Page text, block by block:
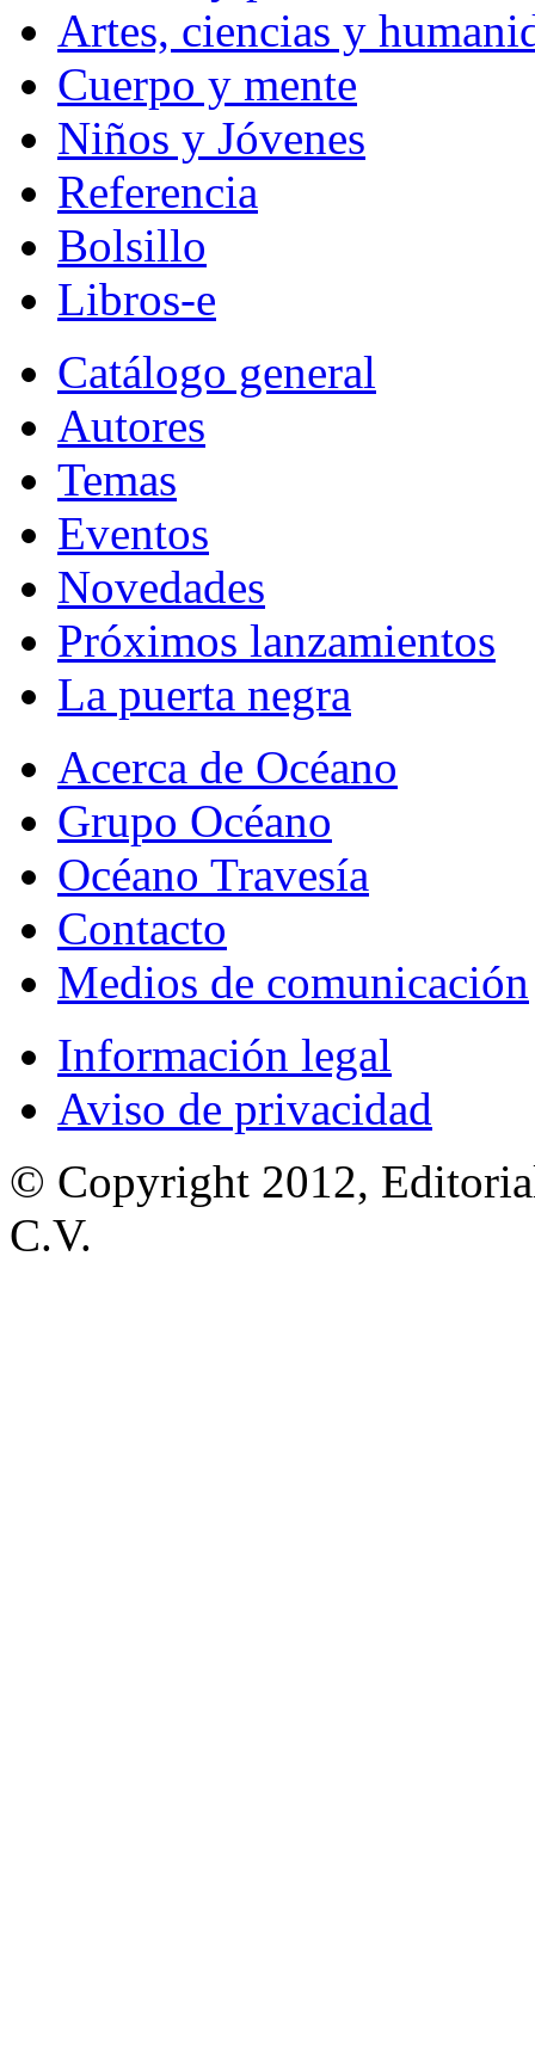
Artes, ciencias y
Cuerpo y mente
Niños y Jóvenes
Referencia
Bolsillo
Libros-e
Catálogo general
Autores
Temas
Eventos
Novedades
Próximos lanzamientos
La puerta negra
Acerca de Océano
Grupo Océano
Océano Travesía
Contacto
Medios de comunicación
Información legal
Aviso de privacidad
© Copyright 2012,
C.V.